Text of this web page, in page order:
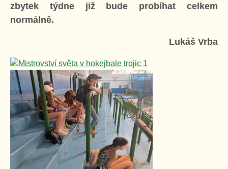
zbytek týdne již bude probíhat celkem
normálně.
Lukáš Vrba